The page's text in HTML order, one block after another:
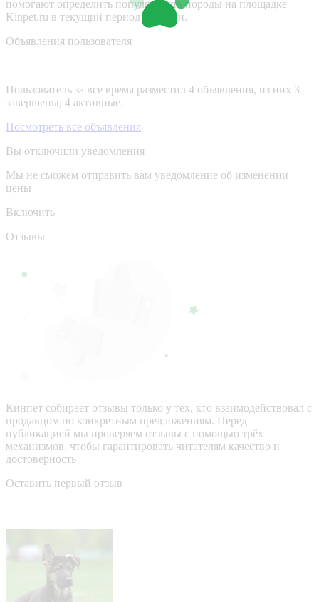
помогают определить популярность породы на площадке
Kinpet.ru в текущий период времени.
Объявления пользователя
Пользователь за все время разместил 4 объявления, из них 3
завершены, 4 активные.
Посмотреть все объявления
Вы отключили уведомления
Мы не сможем отправить вам уведомление об изменении
цены
Включить
Отзывы
Кинпет собирает отзывы только у тех, кто взаимодействовал с
продавцом по конкретным предложениям. Перед
публикацией мы проверяем отзывы с помощью трёх
механизмов, чтобы гарантировать читателям качество и
достоверность
Оставить первый отзыв